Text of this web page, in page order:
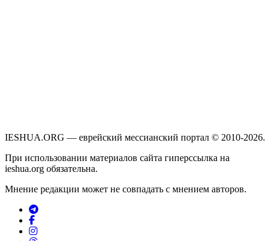
IESHUA.ORG — еврейский мессианский портал © 2010-2026.
При использовании материалов сайта гиперссылка на
ieshua.org обязательна.
Мнение редакции может не совпадать с мнением авторов.